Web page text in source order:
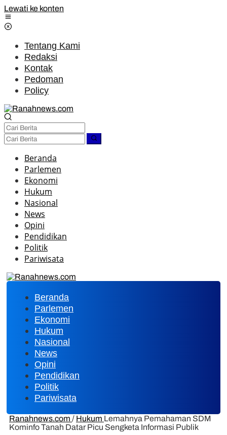
Lewati ke konten
Tentang Kami
Redaksi
Kontak
Pedoman
Policy
Beranda
Parlemen
Ekonomi
Hukum
Nasional
News
Opini
Pendidikan
Politik
Pariwisata
Beranda
Parlemen
Ekonomi
Hukum
Nasional
News
Opini
Pendidikan
Politik
Pariwisata
Ranahnews.com / Hukum Lemahnya Pemahaman SDM
Kominfo Tanah Datar Picu Sengketa Informasi Publik